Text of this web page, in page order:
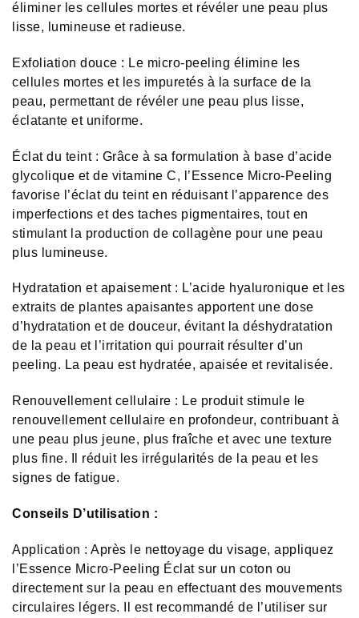
éliminer les cellules mortes et révéler une peau plus
lisse, lumineuse et radieuse.
Exfoliation douce : Le micro-peeling élimine les
cellules mortes et les impuretés à la surface de la
peau, permettant de révéler une peau plus lisse,
éclatante et uniforme.
Éclat du teint : Grâce à sa formulation à base d’acide
glycolique et de vitamine C, l’Essence Micro-Peeling
favorise l’éclat du teint en réduisant l’apparence des
imperfections et des taches pigmentaires, tout en
stimulant la production de collagène pour une peau
plus lumineuse.
Hydratation et apaisement : L’acide hyaluronique et les
extraits de plantes apaisantes apportent une dose
d’hydratation et de douceur, évitant la déshydratation
de la peau et l’irritation qui pourrait résulter d’un
peeling. La peau est hydratée, apaisée et revitalisée.
Renouvellement cellulaire : Le produit stimule le
renouvellement cellulaire en profondeur, contribuant à
une peau plus jeune, plus fraîche et avec une texture
plus fine. Il réduit les irrégularités de la peau et les
signes de fatigue.
Conseils D’utilisation :
Application : Après le nettoyage du visage, appliquez
l’Essence Micro-Peeling Éclat sur un coton ou
directement sur la peau en effectuant des mouvements
circulaires légers. Il est recommandé de l’utiliser sur